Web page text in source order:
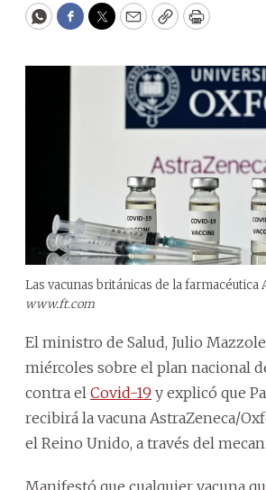
WhatsApp
Facebook
Twitter
EmailCopyPrint
Las vacunas británicas de la farmacéutica
www.ft.com
El ministro de Salud, Julio
miércoles sobre el plan nacional
contra el Covid-19 y explicó que
recibirá la vacuna AstraZeneca/
el Reino Unido, a través del
Manifestó que cualquier vacuna